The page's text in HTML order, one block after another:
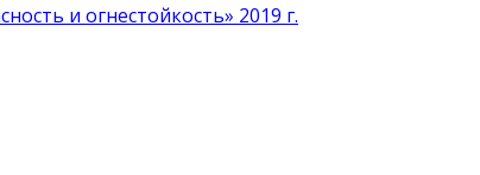
и огнестойкость» 2019 г.